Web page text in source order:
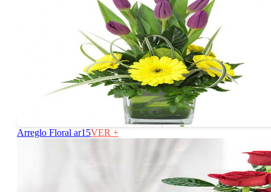
Arreglo Floral ar15VER +